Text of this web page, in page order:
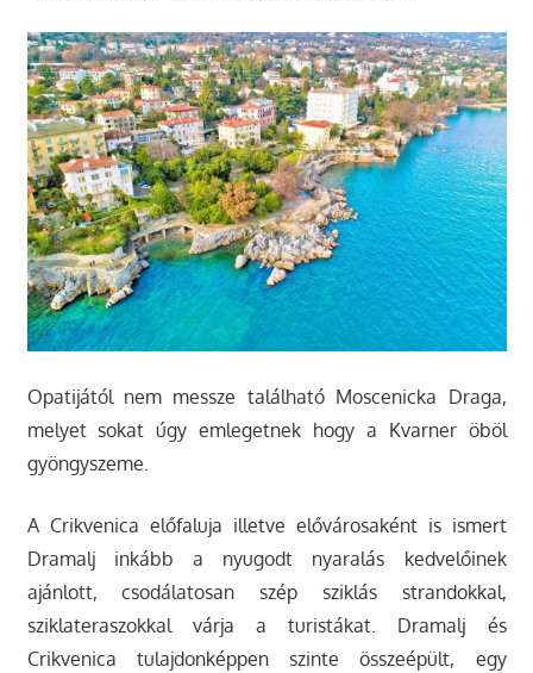
Opatijától nem messze található Moscenicka Draga,
melyet sokat úgy emlegetnek hogy a Kvarner öböl
gyöngyszeme.
A Crikvenica előfaluja illetve elővárosaként is ismert
Dramalj inkább a nyugodt nyaralás kedvelőinek
ajánlott, csodálatosan szép sziklás strandokkal,
sziklateraszokkal várja a turistákat. Dramalj és
Crikvenica tulajdonképpen szinte összeépült, egy